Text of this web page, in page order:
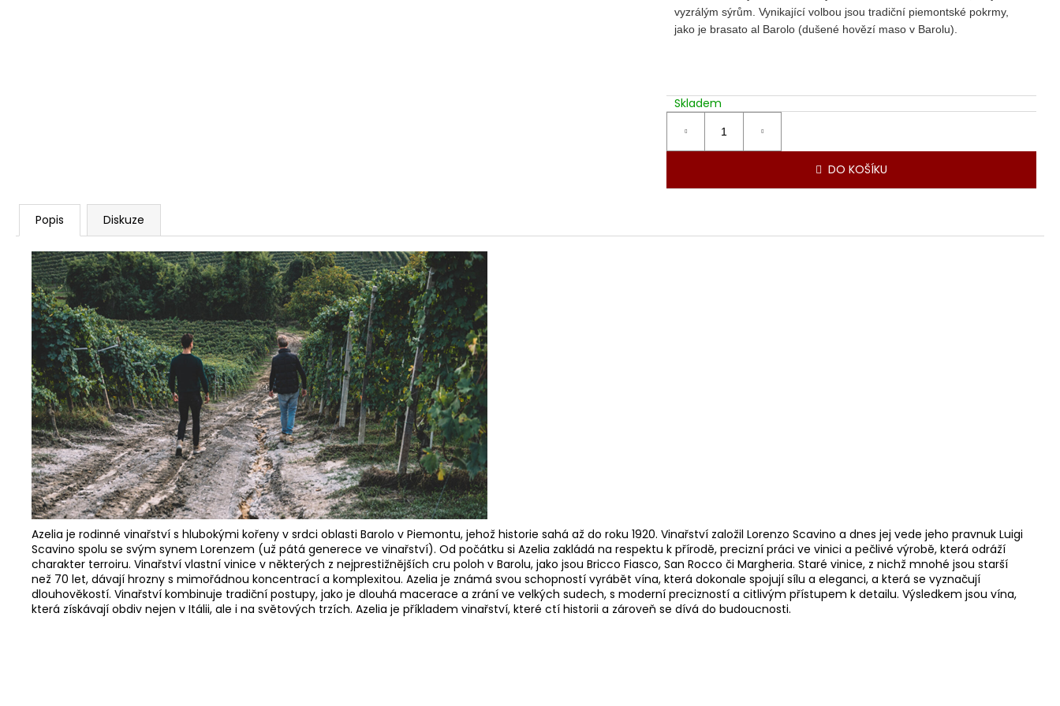
vyzrálým sýrům. Vynikající volbou jsou tradiční piemontské pokrmy,
jako je brasato al Barolo (dušené hovězí maso v Barolu).
Skladem
DO KOŠÍKU
Popis Diskuze
Azelia je rodinné vinařství s hlubokými kořeny v srdci oblasti Barolo v Piemontu, jehož historie sahá až do roku 1920. Vinařství založil Lorenzo Scavino a dnes jej vede jeho pravnuk Luigi
Scavino spolu se svým synem Lorenzem (už pátá generece ve vinařství). Od počátku si Azelia zakládá na respektu k přírodě, precizní práci ve vinici a pečlivé výrobě, která odráží
charakter terroiru. Vinařství vlastní vinice v některých z nejprestižnějších cru poloh v Barolu, jako jsou Bricco Fiasco, San Rocco či Margheria. Staré vinice, z nichž mnohé jsou starší
než 70 let, dávají hrozny s mimořádnou koncentrací a komplexitou. Azelia je známá svou schopností vyrábět vína, která dokonale spojují sílu a eleganci, a která se vyznačují
dlouhověkostí. Vinařství kombinuje tradiční postupy, jako je dlouhá macerace a zrání ve velkých sudech, s moderní precizností a citlivým přístupem k detailu. Výsledkem jsou vína,
která získávají obdiv nejen v Itálii, ale i na světových trzích. Azelia je příkladem vinařství, které ctí historii a zároveň se dívá do budoucnosti.